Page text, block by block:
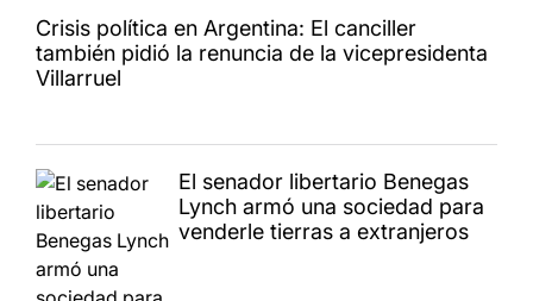
Crisis política en Argentina: El canciller
también pidió la renuncia de la vicepresidenta
Villarruel
El senador libertario Benegas
Lynch armó una sociedad para
venderle tierras a extranjeros